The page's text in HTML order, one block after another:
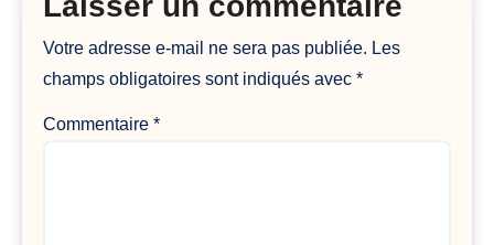
Votre adresse e-mail ne sera pas publiée. Les
champs obligatoires sont indiqués avec*
Commentaire*